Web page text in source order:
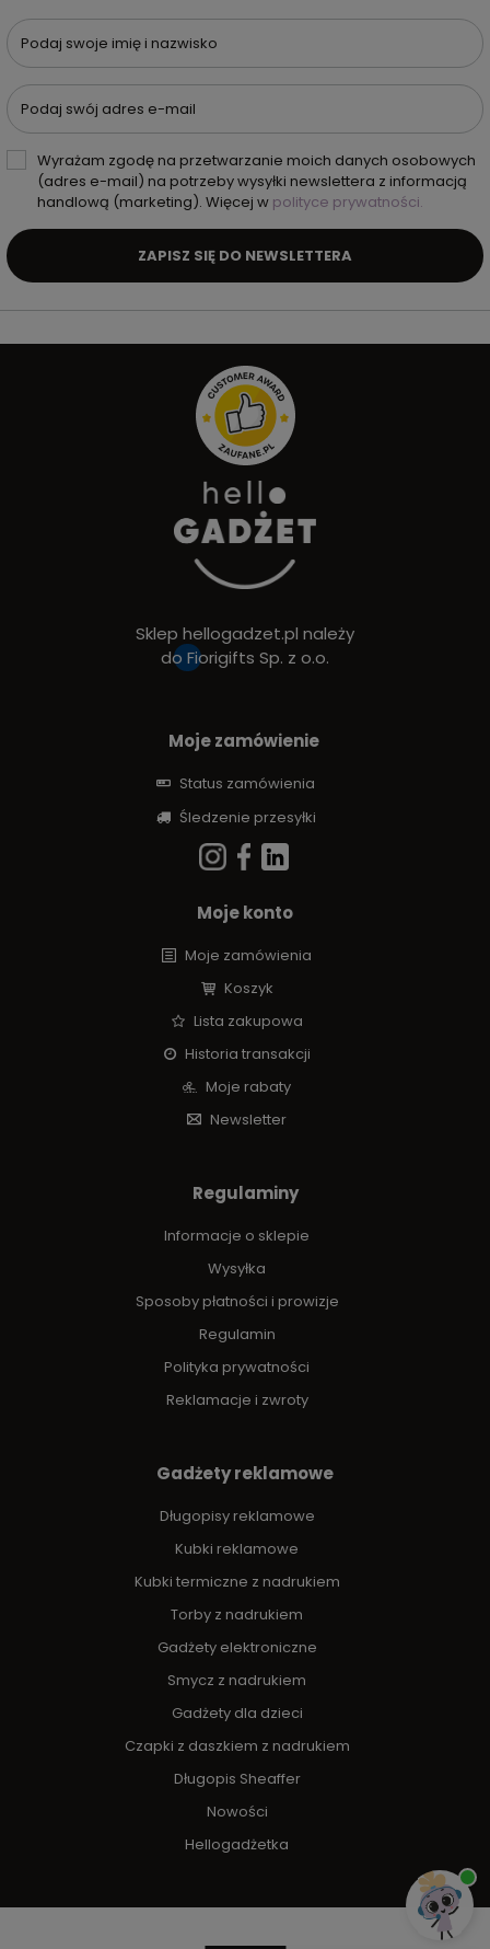
Podaj swoje imię i nazwisko
Podaj swój adres e-mail
Wyrażam zgodę na przetwarzanie moich danych osobowych
(adres e-mail) na potrzeby wysyłki newslettera z informacją
handlową (marketing). Więcej w polityce prywatności.
ZAPISZ SIĘ DO NEWSLETTERA
Sklep hellogadzet.pl należy
do Fiorigifts Sp. z o.o.
Moje zamówienie
Status zamówienia
Śledzenie przesyłki
Moje konto
Moje zamówienia
Koszyk
Lista zakupowa
Historia transakcji
Moje rabaty
Newsletter
Regulaminy
Informacje o sklepie
Wysyłka
Sposoby płatności i prowizje
Regulamin
Polityka prywatności
Reklamacje i zwroty
Gadżety reklamowe
Długopisy reklamowe
Kubki reklamowe
Kubki termiczne z nadrukiem
Torby z nadrukiem
Gadżety elektroniczne
Smycz z nadrukiem
Gadżety dla dzieci
Czapki z daszkiem z nadrukiem
Długopis Sheaffer
Nowości
Hellogadżetka